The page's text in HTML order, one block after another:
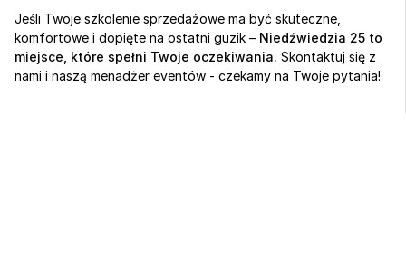
Jeśli Twoje szkolenie sprzedażowe ma być skuteczne,
komfortowe i dopięte na ostatni guzik – Niedźwiedzia 25 to
miejsce, które spełni Twoje oczekiwania. Skontaktuj się z
nami i naszą menadżer eventów - czekamy na Twoje pytania!